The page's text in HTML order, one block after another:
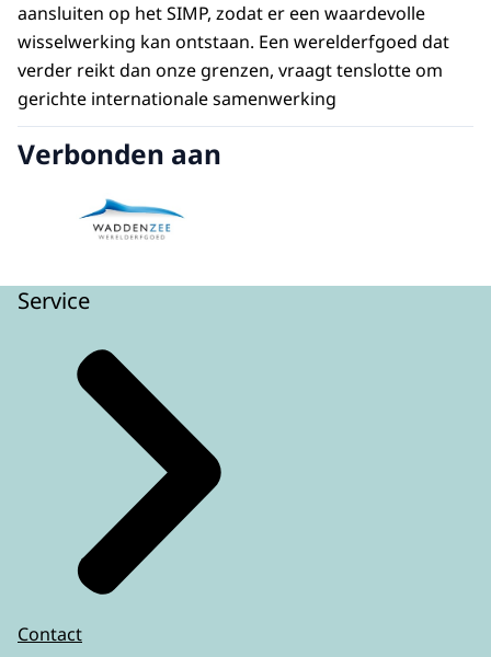
aansluiten op het SIMP, zodat er een waardevolle
wisselwerking kan ontstaan. Een werelderfgoed dat
verder reikt dan onze grenzen, vraagt tenslotte om
gerichte internationale samenwerking
Verbonden aan
Service
Contact